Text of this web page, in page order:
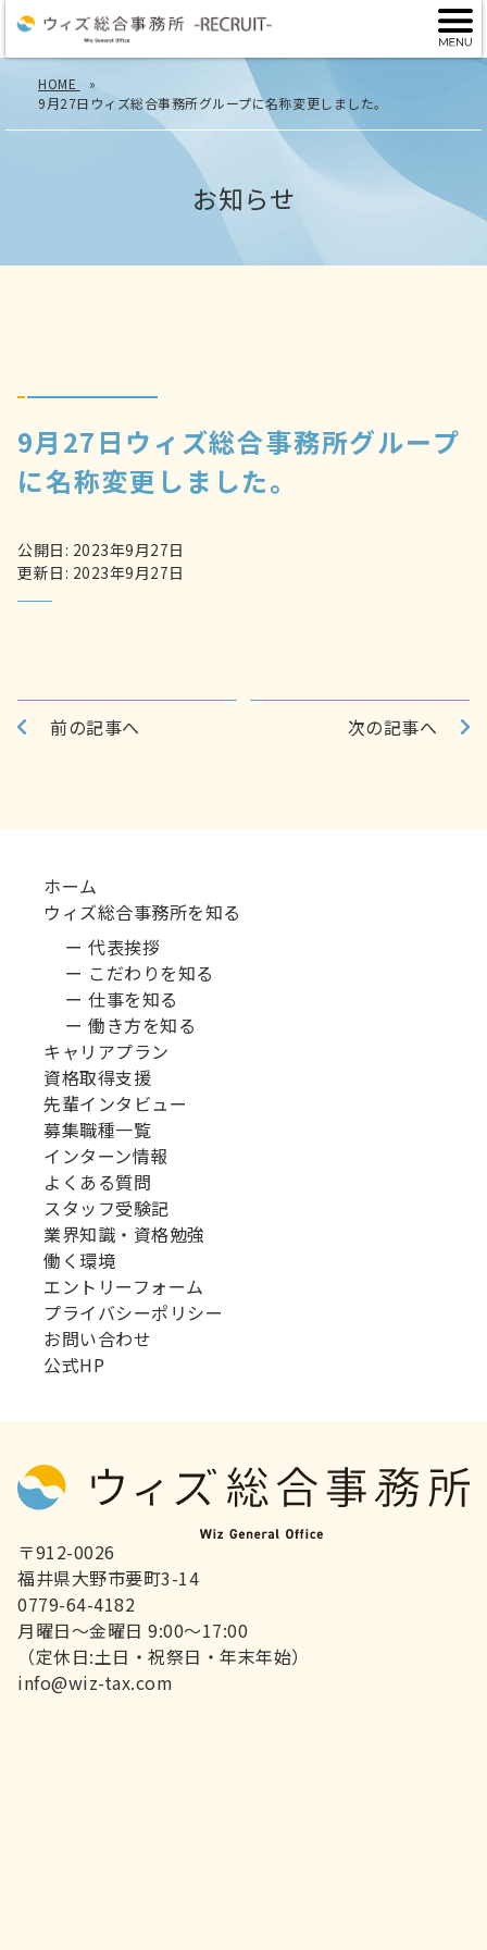
HOME
9月27日ウィズ総合事務所グループに名称変更しました。
お知らせ
9月27日ウィズ総合事務所グループ
に名称変更しました。
公開日: 2023年9月27日
更新日: 2023年9月27日
前の記事へ 次の記事へ
ホーム
ウィズ総合事務所を知る
ー 代表挨拶
ー こだわりを知る
ー 仕事を知る
ー 働き方を知る
キャリアプラン
資格取得支援
先輩インタビュー
募集職種一覧
インターン情報
よくある質問
スタッフ受験記
業界知識・資格勉強
働く環境
エントリーフォーム
プライバシーポリシー
お問い合わせ
公式HP
〒912-0026
福井県大野市要町3-14
0779-64-4182
月曜日～金曜日 9:00～17:00
（定休日:土日・祝祭日・年末年始）
info@wiz-tax.com